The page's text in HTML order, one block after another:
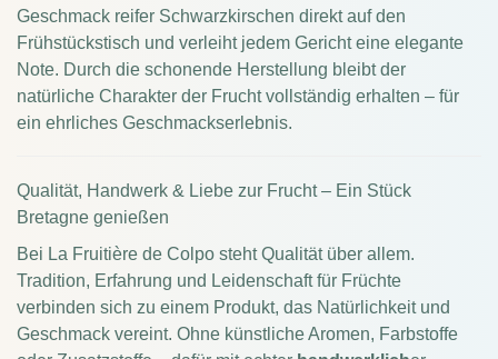
Geschmack reifer Schwarzkirschen direkt auf den
Frühstückstisch und verleiht jedem Gericht eine elegante
Note. Durch die schonende Herstellung bleibt der
natürliche Charakter der Frucht vollständig erhalten – für
ein ehrliches Geschmackserlebnis.
Qualität, Handwerk & Liebe zur Frucht – Ein Stück
Bretagne genießen
Bei La Fruitière de Colpo steht Qualität über allem.
Tradition, Erfahrung und Leidenschaft für Früchte
verbinden sich zu einem Produkt, das Natürlichkeit und
Geschmack vereint. Ohne künstliche Aromen, Farbstoffe